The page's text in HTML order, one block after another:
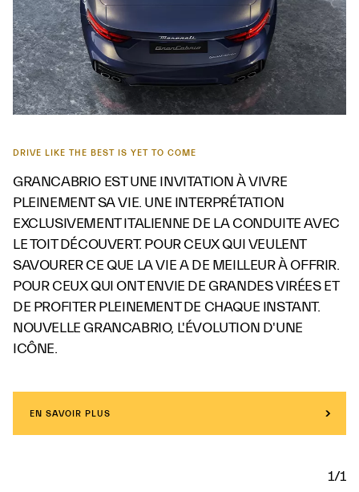
DRIVE LIKE THE BEST IS YET TO COME
GRANCABRIO EST UNE INVITATION À VIVRE
PLEINEMENT SA VIE. UNE INTERPRÉTATION
EXCLUSIVEMENT ITALIENNE DE LA CONDUITE AVEC
LE TOIT DÉCOUVERT. POUR CEUX QUI VEULENT
SAVOURER CE QUE LA VIE A DE MEILLEUR À OFFRIR.
POUR CEUX QUI ONT ENVIE DE GRANDES VIRÉES ET
DE PROFITER PLEINEMENT DE CHAQUE INSTANT.
NOUVELLE GRANCABRIO, L'ÉVOLUTION D'UNE
ICÔNE.
EN SAVOIR PLUS
1/1